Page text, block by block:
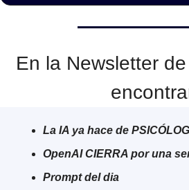
En la Newsletter
La IA ya hace de
OpenAI CIERRA por una
Prompt del dia